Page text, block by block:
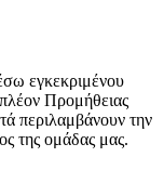
εγκεκριμένου
Προμήθειας
περιλαμβάνουν την
της ομάδας μας.